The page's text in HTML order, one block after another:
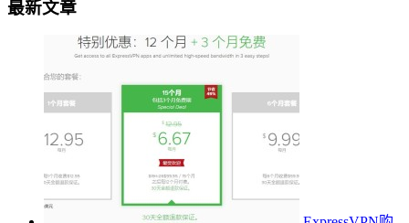
最新文章